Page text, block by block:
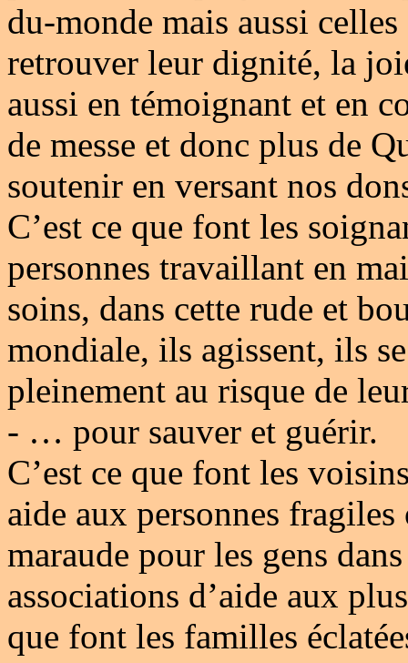
du-monde mais aussi
retrouver leur dignité, la
aussi en témoignant et en
de messe et donc plus de
soutenir en versant nos
C’est ce que font les
personnes travaillant en
soins, dans cette rude et
mondiale, ils agissent, ils
pleinement au risque de
- … pour sauver et guérir.
C’est ce que font les
aide aux personnes
maraude pour les gens
associations d’aide aux
que font les familles